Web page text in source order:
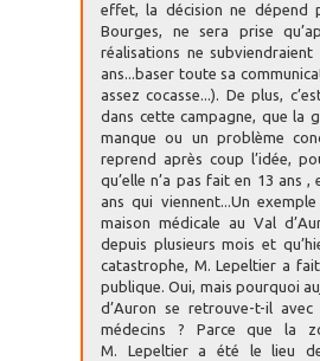
effet, la décision ne dépend
Bourges, ne sera prise
réalisations ne
ans...baser toute sa
assez cocasse...). De plus,
dans cette campagne, que la
manque ou un problème
reprend après coup l’idée,
qu’elle n’a pas fait en 13 ans
ans qui viennent...Un
maison médicale au Val
depuis plusieurs mois et
catastrophe, M. Lepeltier a
publique. Oui, mais pourquoi
d’Auron se retrouve-t-il
médecins ? Parce que la
M. Lepeltier a été le lieu